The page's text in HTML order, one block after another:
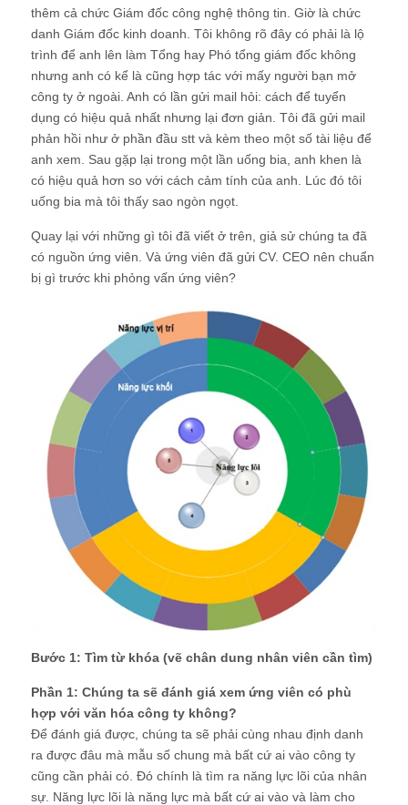
thêm cả chức Giám đốc công nghệ thông tin. Giờ là chức
danh Giám đốc kinh doanh. Tôi không rõ đây có phải là lộ
trình để anh lên làm Tổng hay Phó tổng giám đốc không
nhưng anh có kể là cũng hợp tác với mấy người bạn mở
công ty ở ngoài. Anh có lần gửi mail hỏi: cách để tuyển
dụng có hiệu quả nhất nhưng lại đơn giản. Tôi đã gửi mail
phản hồi như ở phần đầu stt và kèm theo một số tài liệu để
anh xem. Sau gặp lại trong một lần uống bia, anh khen là
có hiệu quả hơn so với cách cảm tính của anh. Lúc đó tôi
uống bia mà tôi thấy sao ngòn ngọt.
Quay lại với những gì tôi đã viết ở trên, giả sử chúng ta đã
có nguồn ứng viên. Và ứng viên đã gửi CV. CEO nên chuẩn
bị gì trước khi phỏng vấn ứng viên?
Bước 1: Tìm từ khóa (vẽ chân dung nhân viên cần tìm)
Phần 1: Chúng ta sẽ đánh giá xem ứng viên có phù
hợp với văn hóa công ty không?
Để đánh giá được, chúng ta sẽ phải cùng nhau định danh
ra được đâu mà mẫu số chung mà bất cứ ai vào công ty
cũng cần phải có. Đó chính là tìm ra năng lực lõi của nhân
sự. Năng lực lõi là năng lực mà bất cứ ai vào và làm cho